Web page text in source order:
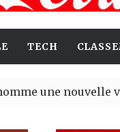
TECH
nouvelle vague